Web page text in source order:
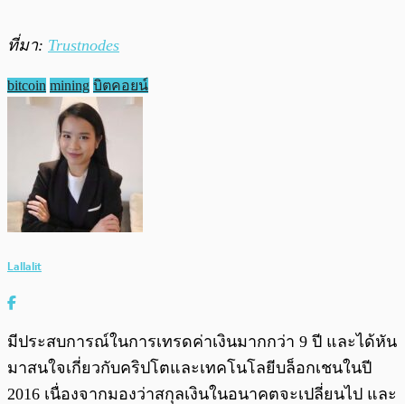
ที่มา: Trustnodes
bitcoin mining บิตคอยน์
Lallalit
มีประสบการณ์ในการเทรดค่าเงินมากกว่า 9 ปี และได้หัน
มาสนใจเกี่ยวกับคริปโตและเทคโนโลยีบล็อกเชนในปี
2016 เนื่องจากมองว่าสกุลเงินในอนาคตจะเปลี่ยนไป และ